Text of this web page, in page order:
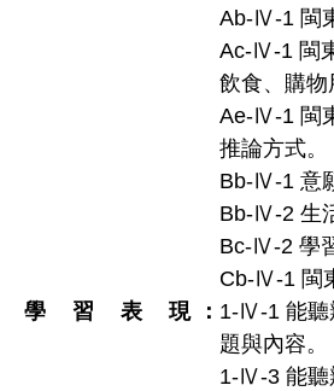
Ab-Ⅳ-1 閩
Ac-Ⅳ-1 閩
飲食、購物
Ae-Ⅳ-1 閩
推論方式。
Bb-Ⅳ-1 意
Bb-Ⅳ-2 生
Bc-Ⅳ-2 學
Cb-Ⅳ-1 閩
學習表現
1-Ⅳ-1 能聽
題與內容。
1-Ⅳ-3 能聽